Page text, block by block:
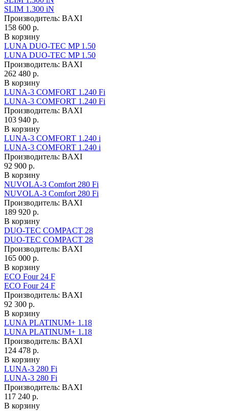
SLIM 1.300 iN
Производитель: BAXI
158 600 р.
В корзину
LUNA DUO-TEC MP 1.50
LUNA DUO-TEC MP 1.50
Производитель: BAXI
262 480 р.
В корзину
LUNA-3 COMFORT 1.240 Fi
LUNA-3 COMFORT 1.240 Fi
Производитель: BAXI
103 940 р.
В корзину
LUNA-3 COMFORT 1.240 i
LUNA-3 COMFORT 1.240 i
Производитель: BAXI
92 900 р.
В корзину
NUVOLA-3 Comfort 280 Fi
NUVOLA-3 Comfort 280 Fi
Производитель: BAXI
189 920 р.
В корзину
DUO-TEC COMPACT 28
DUO-TEC COMPACT 28
Производитель: BAXI
165 000 р.
В корзину
ECO Four 24 F
ECO Four 24 F
Производитель: BAXI
92 300 р.
В корзину
LUNA PLATINUM+ 1.18
LUNA PLATINUM+ 1.18
Производитель: BAXI
124 478 р.
В корзину
LUNA-3 280 Fi
LUNA-3 280 Fi
Производитель: BAXI
117 240 р.
В корзину